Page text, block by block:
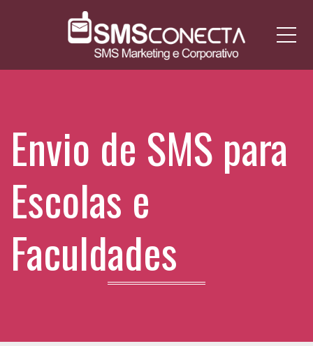
Envio de SMS para
Escolas e
Faculdades